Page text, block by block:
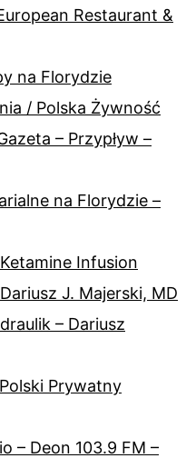
Restaurant &
na Florydzie
/ Polska Żywność
– Przypływ –
na Florydzie –
Infusion
J. Majerski, MD
– Dariusz
Prywatny
– Deon 103.9 FM –